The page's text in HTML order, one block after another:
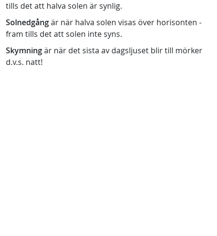
tills det att halva solen är synlig.
Solnedgångär när halva solen visas över horisonten -
fram tills det att solen inte syns.
Skymningär när det sista av dagsljuset blir till mörker
d.v.s. natt!